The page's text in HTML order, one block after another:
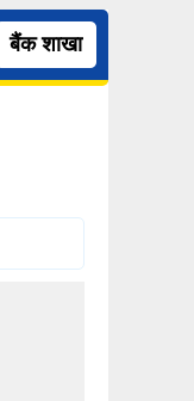
बैंक शाखा